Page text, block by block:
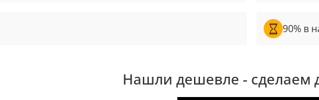
90% в
Нашли дешевле - сделаем